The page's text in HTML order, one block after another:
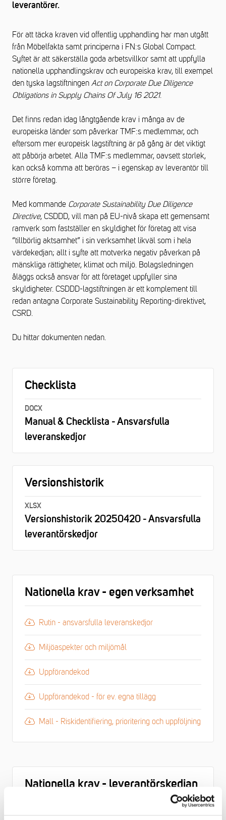
leverantörer.
För att täcka kraven vid offentlig upphandling har man utgått
från Möbelfakta samt principerna i FN:s Global Compact.
Syftet är att säkerställa goda arbetsvillkor samt att uppfylla
nationella upphandlingskrav och europeiska krav, till exempel
den tyska lagstiftningen Act on Corporate Due Diligence
Obligations in Supply Chains Of July 16 2021.
Det finns redan idag långtgående krav i många av de
europeiska länder som påverkar TMF:s medlemmar, och
eftersom mer europeisk lagstiftning är på gång är det viktigt
att påbörja arbetet. Alla TMF:s medlemmar, oavsett storlek,
kan också komma att beröras – i egenskap av leverantör till
större företag.
Med kommande Corporate Sustainability Due Diligence
Directive, CSDDD, vill man på EU-nivå skapa ett gemensamt
ramverk som fastställer en skyldighet för företag att visa
“tillbörlig aktsamhet” i sin verksamhet likväl som i hela
värdekedjan; allt i syfte att motverka negativ påverkan på
mänskliga rättigheter, klimat och miljö. Bolagsledningen
åläggs också ansvar för att företaget uppfyller sina
skyldigheter. CSDDD-lagstiftningen är ett komplement till
redan antagna Corporate Sustainability Reporting-direktivet,
CSRD.
Du hittar dokumenten nedan.
Checklista
DOCX
Manual & Checklista - Ansvarsfulla
leveranskedjor
Versionshistorik
XLSX
Versionshistorik 20250420 - Ansvarsfulla
leverantörskedjor
Nationella krav - egen verksamhet
Rutin - ansvarsfulla leveranskedjor
Miljöaspekter och miljömål
Uppförandekod
Uppförandekod - för ev. egna tillägg
Mall - Riskidentifiering, prioritering och uppföljning
Nationella krav - leverantörskedjan
Rutin - ansvarsfulla leveranskedjor